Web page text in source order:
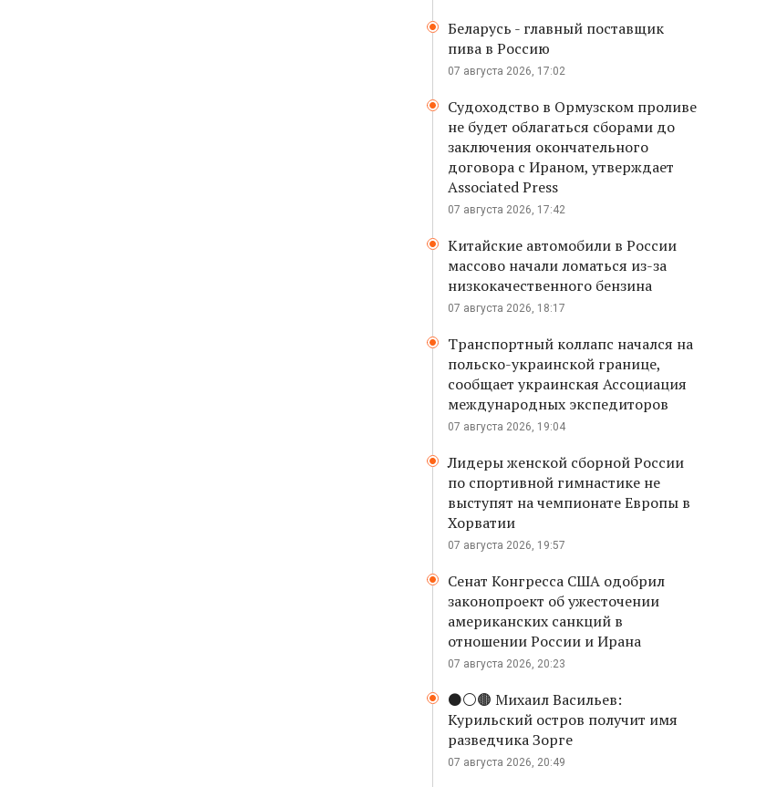
Беларусь - главный поставщик
пива в Россию
07 августа 2026, 17:02
Судоходство в Ормузском проливе
не будет облагаться сборами до
заключения окончательного
договора с Ираном, утверждает
Associated Press
07 августа 2026, 17:42
Китайские автомобили в России
массово начали ломаться из-за
низкокачественного бензина
07 августа 2026, 18:17
Транспортный коллапс начался на
польско-украинской границе,
сообщает украинская Ассоциация
международных экспедиторов
07 августа 2026, 19:04
Лидеры женской сборной России
по спортивной гимнастике не
выступят на чемпионате Европы в
Хорватии
07 августа 2026, 19:57
Сенат Конгресса США одобрил
законопроект об ужесточении
американских санкций в
отношении России и Ирана
07 августа 2026, 20:23
⚫️⚪️🟤 Михаил Васильев:
Курильский остров получит имя
разведчика Зорге
07 августа 2026, 20:49